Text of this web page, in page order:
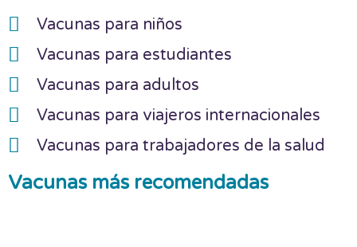
Vacunas para niños
Vacunas para estudiantes
Vacunas para adultos
Vacunas para viajeros internacionales
Vacunas para trabajadores de la salud
Vacunas más recomendadas